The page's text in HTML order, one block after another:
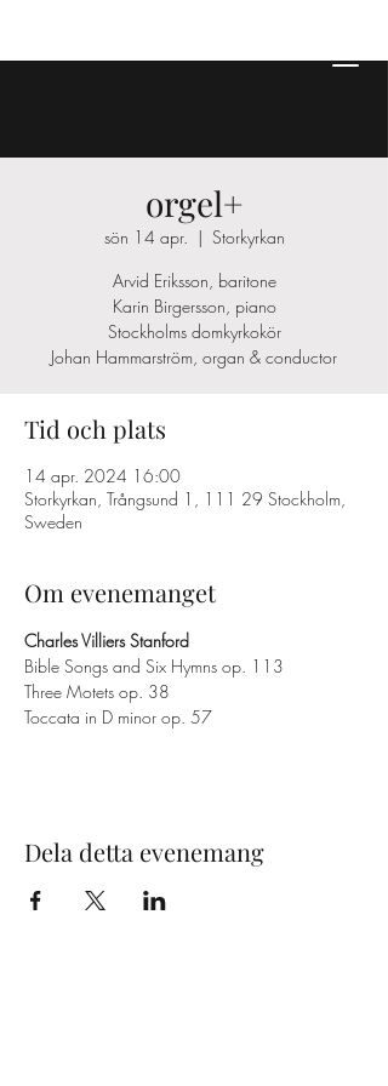
orgel+
sön 14 apr.
  |
Storkyrkan
Arvid Eriksson, baritone
Karin Birgersson, piano
Stockholms domkyrkokör
Johan Hammarström, organ & conductor
Tid och plats
14 apr. 2024 16:00
Storkyrkan, Trångsund 1, 111 29 Stockholm,
Sweden
Om evenemanget
Charles Villiers Stanford
Bible Songs and Six Hymns op. 113
Three Motets op. 38
Toccata in D minor op. 57
Dela detta evenemang